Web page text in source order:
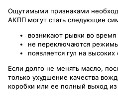
Ощутимыми признаками
АКПП могут стать следующие
возникают рывки во время
не переключаются
появляется гул на высоких
Если долго не менять масло,
только ухудшение качества
коробки или ее полный выход из